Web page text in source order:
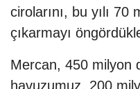
cirolarını, bu yılı 70
çıkarmayı
Mercan, 450 milyon
havuzumuz, 200